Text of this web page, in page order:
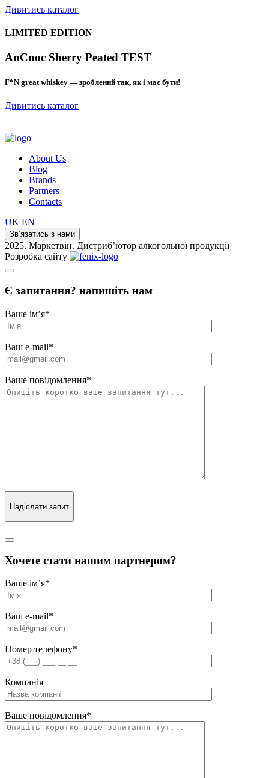
Дивитись каталог
LIMITED EDITION
AnCnoc Sherry Peated TEST
F*N great whiskey — зроблений так, як і має бути!
Дивитись каталог
About Us
Blog
Brands
Partners
Contacts
UK EN
Зв’язатись з нами
2025. Маркетвін. Дистриб’ютор алкогольної продукції
Розробка сайту
Є запитання? напишіть нам
Ваше ім’я*
Ваш e-mail*
Ваше повідомлення*
Надіслати запит
Хочете стати нашим партнером?
Ваше ім’я*
Ваш e-mail*
Номер телефону*
Компанія
Ваше повідомлення*